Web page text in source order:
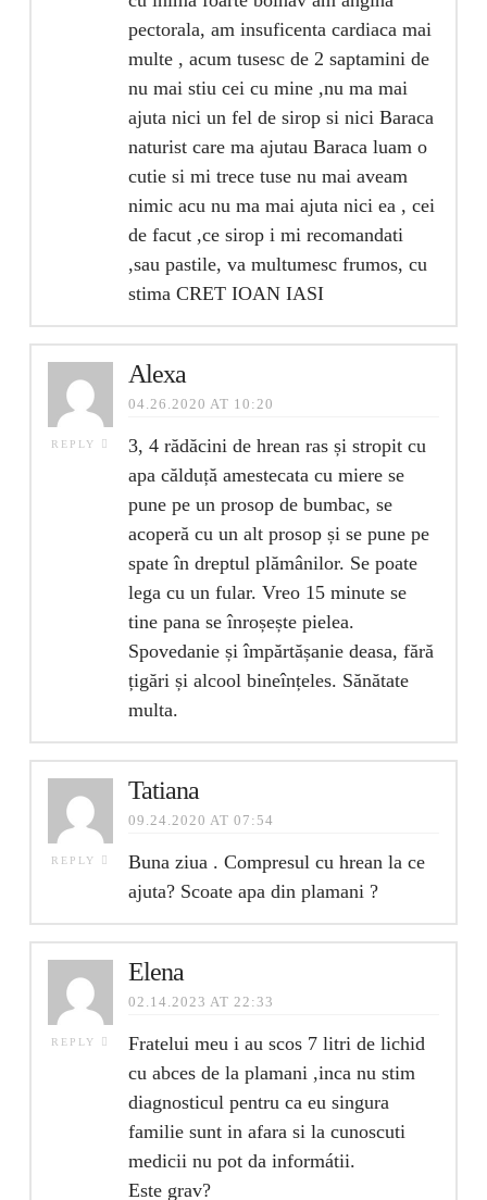
pectorala, am insuficenta cardiaca mai
multe , acum tusesc de 2 saptamini de
nu mai stiu cei cu mine ,nu ma mai
ajuta nici un fel de sirop si nici Baraca
naturist care ma ajutau Baraca luam o
cutie si mi trece tuse nu mai aveam
nimic acu nu ma mai ajuta nici ea , cei
de facut ,ce sirop i mi recomandati
,sau pastile, va multumesc frumos, cu
stima CRET IOAN IASI
REPLY
Alexa
04.26.2020 AT 10:20
3, 4 rădăcini de hrean ras și stropit cu
apa călduță amestecata cu miere se
pune pe un prosop de bumbac, se
acoperă cu un alt prosop și se pune pe
spate în dreptul plămânilor. Se poate
lega cu un fular. Vreo 15 minute se
tine pana se înroșește pielea.
Spovedanie și împărtășanie deasa, fără
țigări și alcool bineînțeles. Sănătate
multa.
REPLY
Tatiana
09.24.2020 AT 07:54
Buna ziua . Compresul cu hrean la ce
ajuta? Scoate apa din plamani ?
REPLY
Elena
02.14.2023 AT 22:33
Fratelui meu i au scos 7 litri de lichid
cu abces de la plamani ,inca nu stim
diagnosticul pentru ca eu singura
familie sunt in afara si la cunoscuti
medicii nu pot da informátii.
Este grav?